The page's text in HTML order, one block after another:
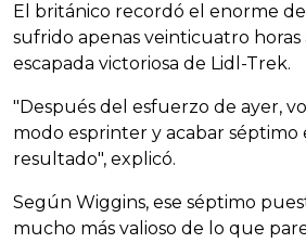
El británico recordó el enorme
sufrido apenas veinticuatro
escapada victoriosa de Lidl-Trek.
"Después del esfuerzo de ayer,
modo esprinter y acabar séptimo
resultado", explicó.
Según Wiggins, ese séptimo
mucho más valioso de lo que